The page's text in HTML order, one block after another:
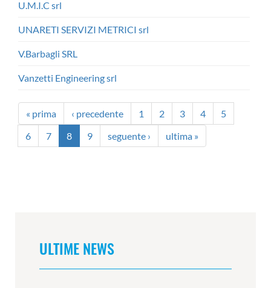
U.M.I.C srl
UNARETI SERVIZI METRICI srl
V.Barbagli SRL
Vanzetti Engineering srl
« prima ‹ precedente 1 2 3 4
5
6
7 8 9 seguente › ultima »
ULTIME NEWS